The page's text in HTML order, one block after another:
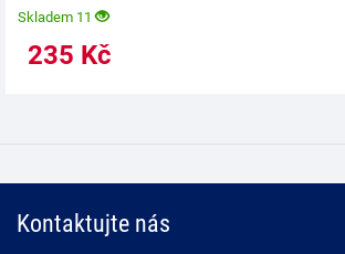
Skladem 11
235 Kč
Kontaktujte nás